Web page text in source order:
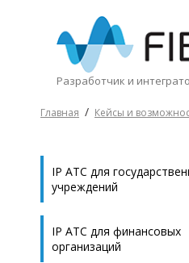
КОМПАНИЯ
ПРОДУКТЫ
УСЛУГИ
КЕЙСЫ
Разработчик и
Главная / Кейсы и
IP АТС для
учреждений
IP АТС для финансовых
организаций